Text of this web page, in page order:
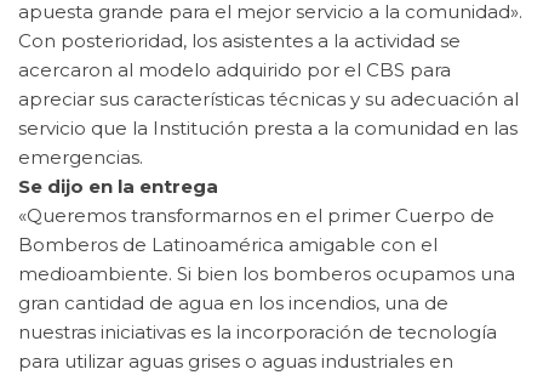
apuesta grande para el mejor servicio a la comunidad».
Con posterioridad, los asistentes a la actividad se
acercaron al modelo adquirido por el CBS para
apreciar sus características técnicas y su adecuación al
servicio que la Institución presta a la comunidad en las
emergencias.
Se dijo en la entrega
«Queremos transformarnos en el primer Cuerpo de
Bomberos de Latinoamérica amigable con el
medioambiente. Si bien los bomberos ocupamos una
gran cantidad de agua en los incendios, una de
nuestras iniciativas es la incorporación de tecnología
para utilizar aguas grises o aguas industriales en